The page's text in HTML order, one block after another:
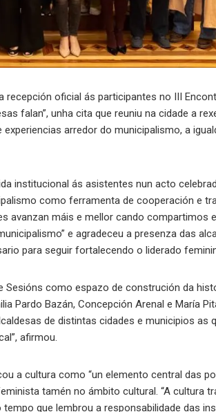
recepción oficial ás participantes no III
falan”, unha cita que reuniu na cidade a
arredor do municipalismo, a
institucional ás asistentes nun acto
como ferramenta de cooperación e
avanzan máis e mellor cando compartimos
e agradeceu a presenza das
para seguir fortalecendo o liderado
como espazo de construción da
Pardo Bazán, Concepción Arenal e María
de distintas cidades e municipios as
afirmou.
a cultura como “un elemento central das
tamén no ámbito cultural. “A cultura
tempo que lembrou a responsabilidade das